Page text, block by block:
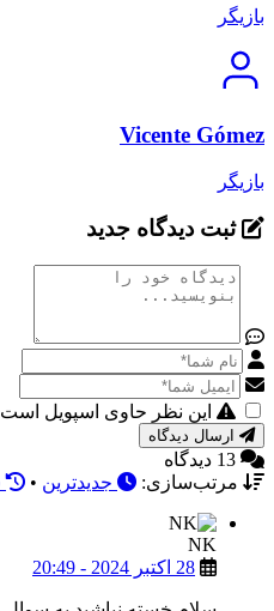
بازیگر
Vicente Gómez
بازیگر
ثبت دیدگاه جدید
این نظر حاوی اسپویل
13 دیدگاه
مرتب‌سازی:
جدیدترین •
NK
28 اکتبر 2024 - 20:49